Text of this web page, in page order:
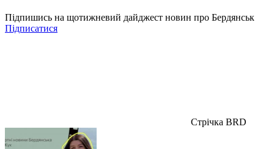
Підпишись на щотижневий дайджест новин про Бердянськ
Підписатися
Стрічка BRD